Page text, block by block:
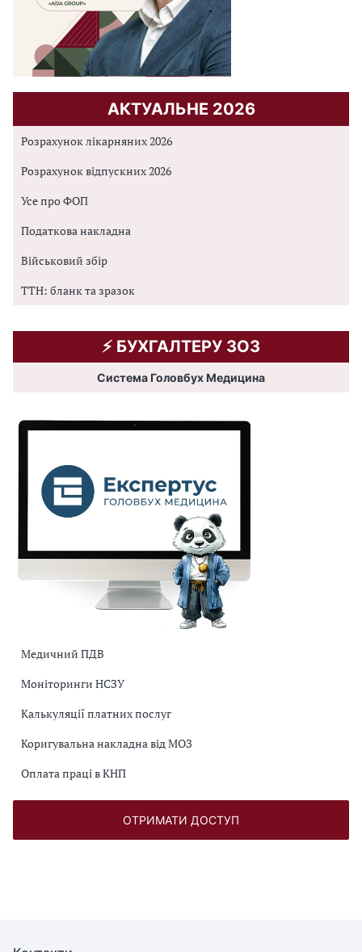
АКТУАЛЬНЕ 2026
Розрахунок лікарняних 2026
Розрахунок відпускних 2026
Усе про ФОП
Податкова накладна
Військовий збір
ТТН: бланк та зразок
⚡️ БУХГАЛТЕРУ ЗОЗ
Система Головбух Медицина
Медичний ПДВ
Моніторинги НСЗУ
Калькуляції платних послуг
Коригувальна накладна від МОЗ
Оплата праці в КНП
ОТРИМАТИ ДОСТУП